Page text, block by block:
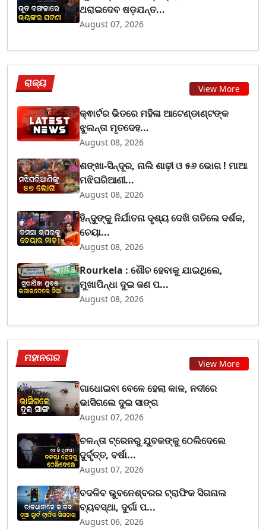
ଥରାଇଦେବ ଷଡ଼ଯନ୍ତ...
August 07, 2026
ରାଜ୍ୟ View More
କ୍ଵାର୍ଟର ଭିତରେ ମହିଳା ଆଟେଣ୍ଡାଣ୍ଟଙ୍କ
ଝୁଲନ୍ତା ମୃତଦେହ...
August 08, 2026
ଶଙ୍ଖା-ସିନ୍ଦୂର, ନାଲି ଶାଢ଼ୀ ଓ ୫୬ ଭୋଗ ! ମାଆ
ମଝିଘରିଆଣୀ...
August 08, 2026
ହିନ୍ଦୁଙ୍କୁ ନିର୍ଯାତନା ଦୃଶ୍ୟ ଦେଖି ତାତିଲେ ଦର୍ଶକ,
ଚେୟା...
August 08, 2026
Rourkela : ଶୌଚ ହେବାକୁ ଯାଇଥିଲେ,
ମୁଖାପିନ୍ଧା ଦୁଇ ଜଣ ପ...
August 08, 2026
ମହାନଗର View More
ଗାଧୋଇବା ବେଳେ ହେଲା କାଳ, ନଦୀରେ
ଭାସିଗଲେ ଦୁଇ ସାଙ୍ଗ
August 07, 2026
ଚଳନ୍ତା ଟ୍ରେନରୁ ଯୁବକଙ୍କୁ ଠେଲିଦେଲେ
ଦୁର୍ବୃତ୍ତ, ବର୍ଷା...
August 07, 2026
ବଦଳିବ ଭୁବନେଶ୍ବରର ଟ୍ରାଫିକ ସିଗନାଲ
ବ୍ୟବସ୍ଥା, ଦୁର୍ଗା ପ...
August 06, 2026